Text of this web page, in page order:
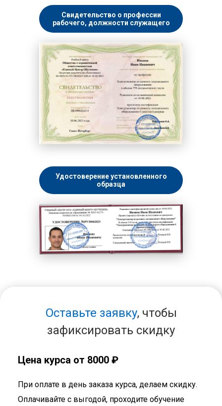
Свидетельство о профессии
рабочего, должности служащего
Удостоверение установленного
образца
Оставьте заявку, чтобы
зафиксировать скидку
Цена курса от 8000 ₽
При оплате в день заказа курса, делаем скидку.
Оплачивайте с выгодой, проходите обучение